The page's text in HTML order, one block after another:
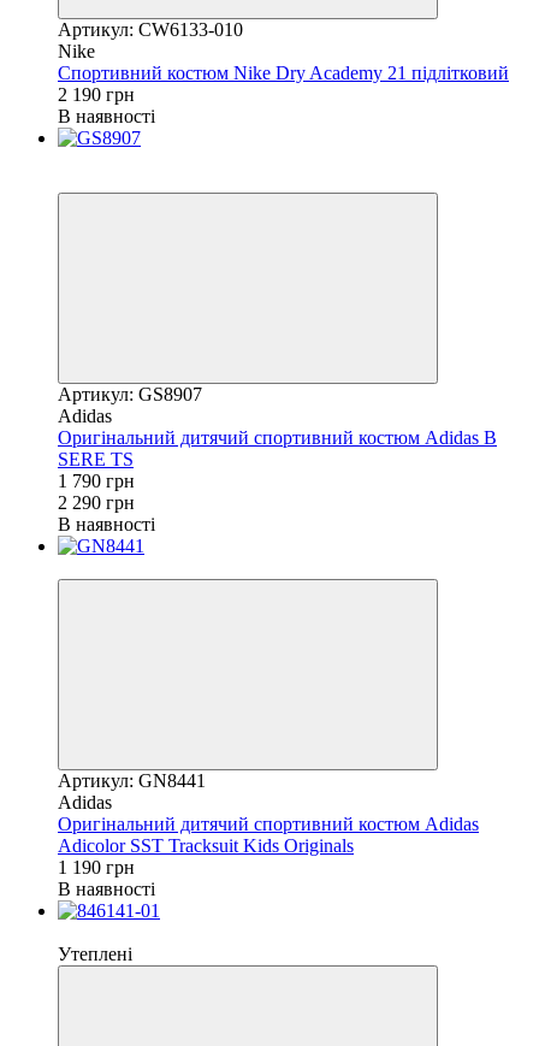
Артикул: CW6133-010
Nike
Спортивний костюм Nike Dry Academy 21 підлітковий
2 190 грн
В наявності
Артикул: GS8907
Adidas
Оригінальний дитячий спортивний костюм Adidas B
SERE TS
1 790 грн
2 290 грн
В наявності
Артикул: GN8441
Adidas
Оригінальний дитячий спортивний костюм Adidas
Adicolor SST Tracksuit Kids Originals
1 190 грн
В наявності
Утеплені